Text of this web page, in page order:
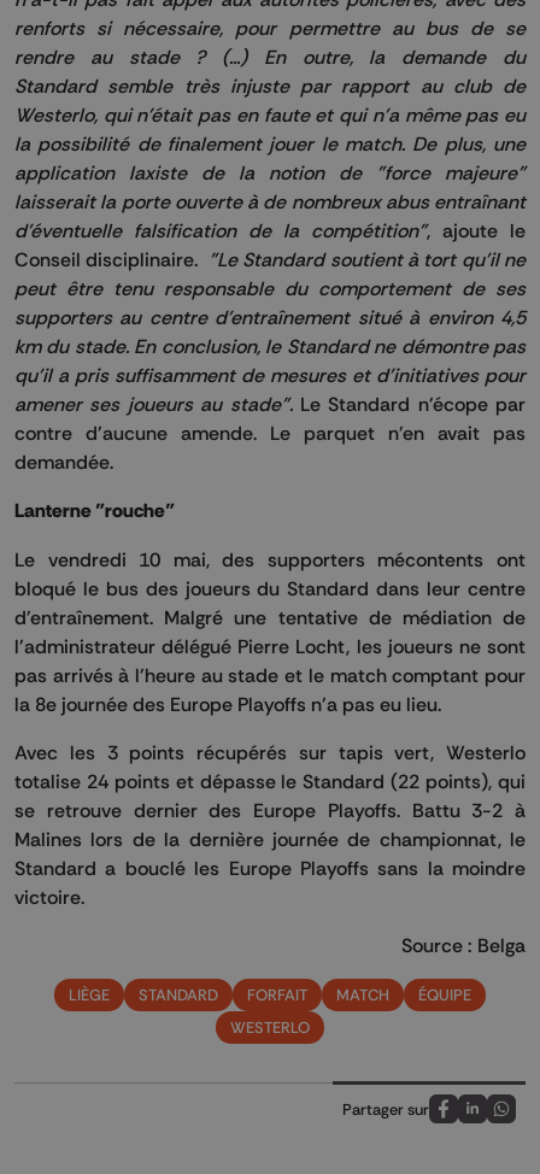
renforts si nécessaire, pour permettre au bus de se
rendre au stade ? (...) En outre, la demande du
Standard semble très injuste par rapport au club de
Westerlo, qui n'était pas en faute et qui n'a même pas eu
la possibilité de finalement jouer le match. De plus, une
application laxiste de la notion de "force majeure"
laisserait la porte ouverte à de nombreux abus entraînant
d'éventuelle falsification de la compétition", ajoute le
Conseil disciplinaire. "Le Standard soutient à tort qu'il ne
peut être tenu responsable du comportement de ses
supporters au centre d'entraînement situé à environ 4,5
km du stade. En conclusion, le Standard ne démontre pas
qu'il a pris suffisamment de mesures et d'initiatives pour
amener ses joueurs au stade". Le Standard n'écope par
contre d'aucune amende. Le parquet n'en avait pas
demandée.
Lanterne "rouche"
Le vendredi 10 mai, des supporters mécontents ont
bloqué le bus des joueurs du Standard dans leur centre
d'entraînement. Malgré une tentative de médiation de
l'administrateur délégué Pierre Locht, les joueurs ne sont
pas arrivés à l'heure au stade et le match comptant pour
la 8e journée des Europe Playoffs n'a pas eu lieu.
Avec les 3 points récupérés sur tapis vert, Westerlo
totalise 24 points et dépasse le Standard (22 points), qui
se retrouve dernier des Europe Playoffs. Battu 3-2 à
Malines lors de la dernière journée de championnat, le
Standard a bouclé les Europe Playoffs sans la moindre
victoire.
Source : Belga
LIÈGE STANDARD FORFAIT MATCH
ÉQUIPE
WESTERLO
Partager sur
Partagez sur
Partagez